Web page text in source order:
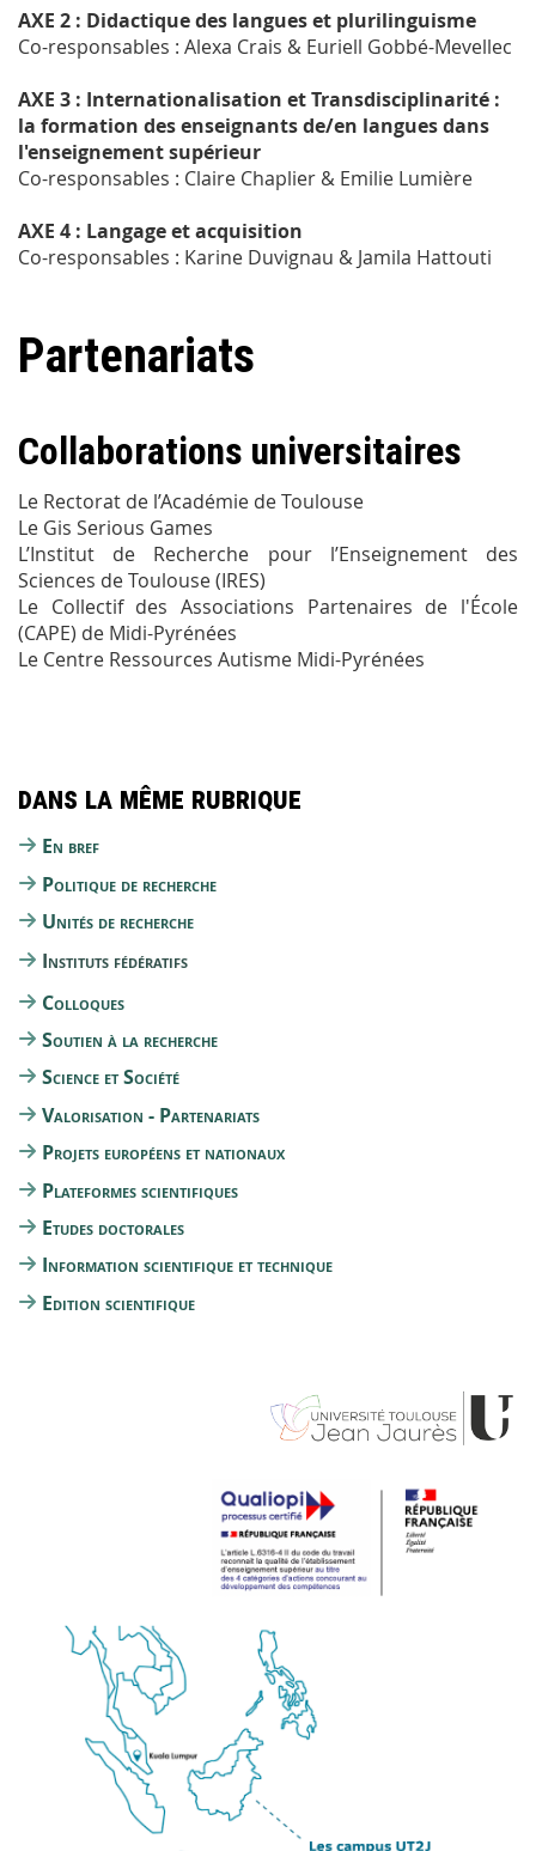
AXE 2 : Didactique des langues et plurilinguisme
Co-responsables : Alexa Crais & Euriell Gobbé-Mevellec
AXE 3 : Internationalisation et Transdisciplinarité :
la formation des enseignants de/en langues dans
l'enseignement supérieur
Co-responsables : Claire Chaplier & Emilie Lumière
AXE 4 : Langage et acquisition
Co-responsables : Karine Duvignau & Jamila Hattouti
Partenariats
Collaborations universitaires
Le Rectorat de l’Académie de Toulouse
Le Gis Serious Games
L’Institut de Recherche pour l’Enseignement des
Sciences de Toulouse (IRES)
Le Collectif des Associations Partenaires de l'École
(CAPE) de Midi-Pyrénées
Le Centre Ressources Autisme Midi-Pyrénées
Dans la même rubrique
En bref
Politique de recherche
Unités de recherche
Instituts fédératifs
Colloques
Soutien à la recherche
Science et Société
Valorisation - Partenariats
Projets européens et nationaux
Plateformes scientifiques
Etudes doctorales
Information scientifique et technique
Edition scientifique